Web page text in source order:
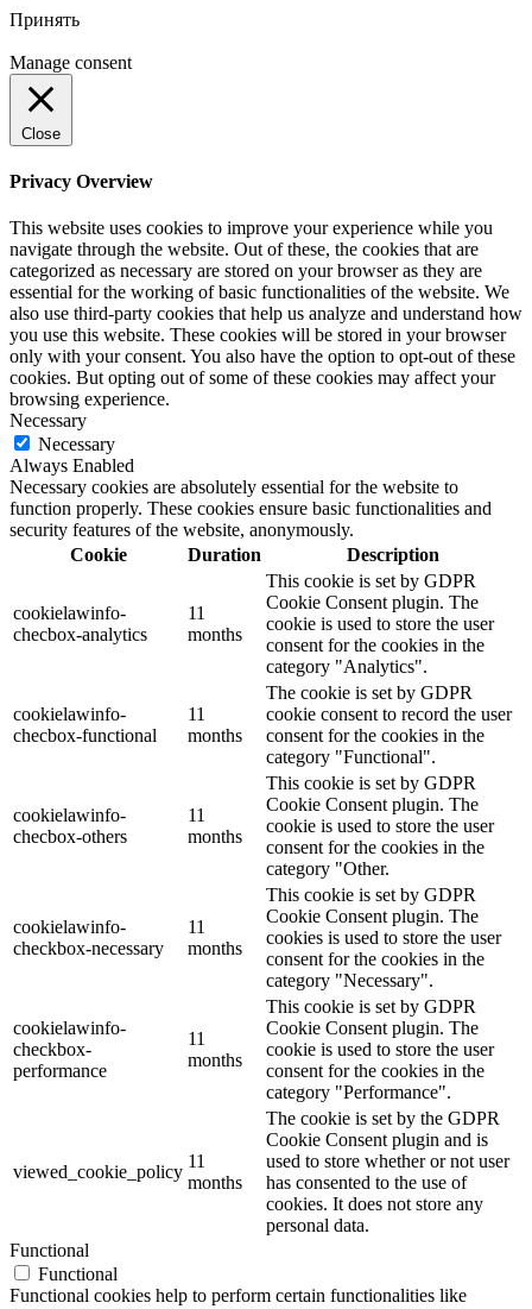
Принять
Manage consent
Close
Privacy Overview
This website uses cookies to improve your experience while you
navigate through the website. Out of these, the cookies that are
categorized as necessary are stored on your browser as they are
essential for the working of basic functionalities of the website. We
also use third-party cookies that help us analyze and understand how
you use this website. These cookies will be stored in your browser
only with your consent. You also have the option to opt-out of these
cookies. But opting out of some of these cookies may affect your
browsing experience.
Necessary
Necessary
Always Enabled
Necessary cookies are absolutely essential for the website to
function properly. These cookies ensure basic functionalities and
security features of the website, anonymously.
Cookie
Duration Description
cookielawinfo-
checbox-analytics
11
months
This cookie is set by GDPR
Cookie Consent plugin. The
cookie is used to store the user
consent for the cookies in the
category "Analytics".
cookielawinfo-
checbox-functional
11
months
The cookie is set by GDPR
cookie consent to record the user
consent for the cookies in the
category "Functional".
cookielawinfo-
checbox-others
11
months
This cookie is set by GDPR
Cookie Consent plugin. The
cookie is used to store the user
consent for the cookies in the
category "Other.
cookielawinfo-
checkbox-necessary
11
months
This cookie is set by GDPR
Cookie Consent plugin. The
cookies is used to store the user
consent for the cookies in the
category "Necessary".
cookielawinfo-
checkbox-
performance
11
months
This cookie is set by GDPR
Cookie Consent plugin. The
cookie is used to store the user
consent for the cookies in the
category "Performance".
viewed_cookie_policy
11
months
The cookie is set by the GDPR
Cookie Consent plugin and is
used to store whether or not user
has consented to the use of
cookies. It does not store any
personal data.
Functional
Functional
Functional cookies help to perform certain functionalities like